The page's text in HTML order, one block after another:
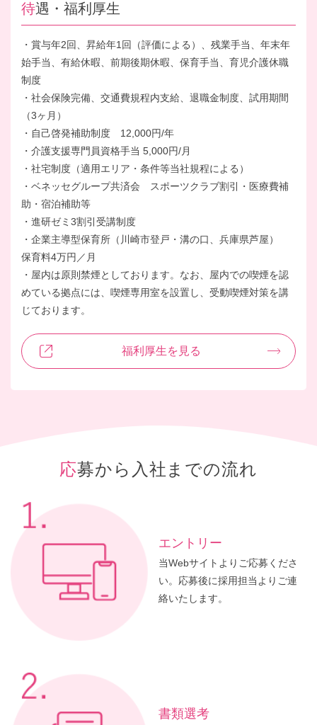
待遇・福利厚生
・賞与年2回、昇給年1回（評価による）、残業手当、年末年
始手当、有給休暇、前期後期休暇、保育手当、育児介護休職
制度
・社会保険完備、交通費規程内支給、退職金制度、試用期間
（3ヶ月）
・自己啓発補助制度 12,000円/年
・介護支援専門員資格手当 5,000円/月
・社宅制度（適用エリア・条件等当社規程による）
・ベネッセグループ共済会 スポーツクラブ割引・医療費補
助・宿泊補助等
・進研ゼミ3割引受講制度
・企業主導型保育所（川崎市登戸・溝の口、兵庫県芦屋）
保育料4万円／月
・屋内は原則禁煙としております。なお、屋内での喫煙を認
めている拠点には、喫煙専用室を設置し、受動喫煙対策を講
じております。
福利厚生を見る
応募から入社までの流れ
エントリー
当Webサイトよりご応募くださ
い。応募後に採用担当よりご連
絡いたします。
書類選考